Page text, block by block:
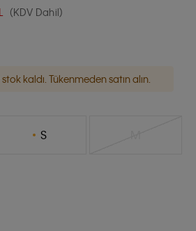
(KDV Dahil)
kaldı. Tükenmeden satın alın.
S